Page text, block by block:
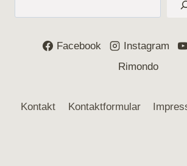
Facebook Instagram
Rimondo
Kontakt Kontaktformular